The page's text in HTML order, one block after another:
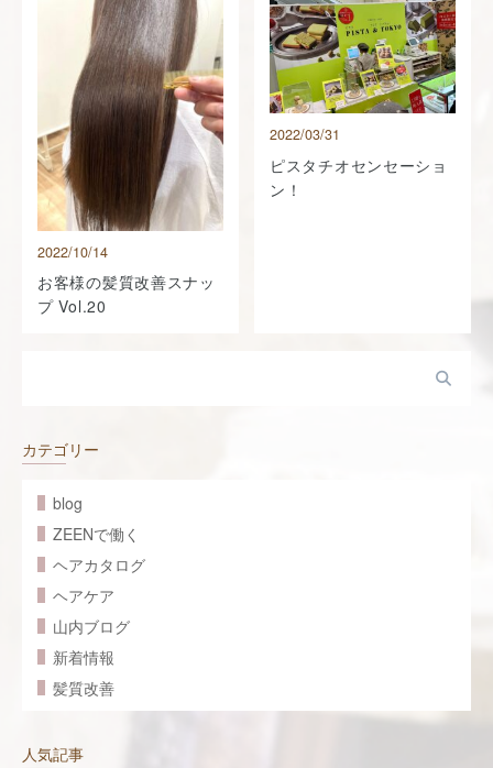
2022/10/14
お客様の髪質改善スナッ
プ Vol.20
2022/03/31
ピスタチオセンセーショ
ン！
カテゴリー
blog
ZEENで働く
ヘアカタログ
ヘアケア
山内ブログ
新着情報
髪質改善
人気記事